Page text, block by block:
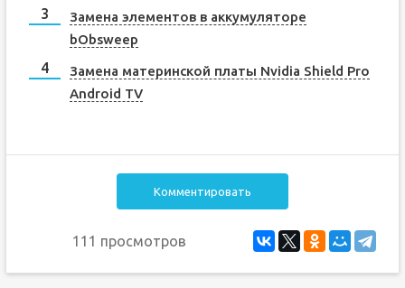
Замена элементов в аккумуляторе
bObsweep
Замена материнской платы Nvidia Shield Pro
Android TV
Комментировать
111 просмотров